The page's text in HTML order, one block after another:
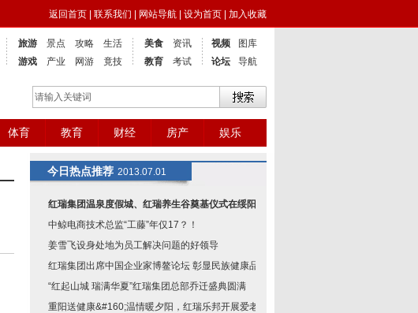
返回首页 联系我们 网站导航 设为首页 加入收藏
旅游 景点 攻略
生活
游戏
产业 网游 竟技
美食
资讯
教育
考试
视频
图库
论坛
导航
体育 教育 财经 房产 娱乐
今日热点推荐 2013.07.01
红瑞集团温泉度假城、红瑞养生谷奠基仪式在绥阳举
中鲸电商技术总监“工藤”年仅17？！
姜雪飞设身处地为员工解决问题的好领导
红瑞集团出席中国企业家博鳌论坛 彰显民族健康品
“红起山城 瑞满华夏”红瑞集团总部乔迁盛典圆满
重阳送健康&#160;温情暖夕阳，红瑞乐邦开展爱老敬